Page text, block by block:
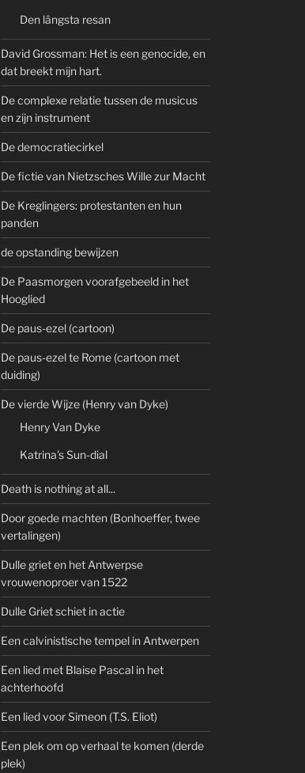
Den längsta resan
David Grossman: Het is een genocide, en
dat breekt mijn hart.
De complexe relatie tussen de musicus
en zijn instrument
De democratiecirkel
De fictie van Nietzsches Wille zur Macht
De Kreglingers: protestanten en hun
panden
de opstanding bewijzen
De Paasmorgen voorafgebeeld in het
Hooglied
De paus-ezel (cartoon)
De paus-ezel te Rome (cartoon met
duiding)
De vierde Wijze (Henry van Dyke)
Henry Van Dyke
Katrina's Sun-dial
Death is nothing at all...
Door goede machten (Bonhoeffer, twee
vertalingen)
Dulle griet en het Antwerpse
vrouwenoproer van 1522
Dulle Griet schiet in actie
Een calvinistische tempel in Antwerpen
Een lied met Blaise Pascal in het
achterhoofd
Een lied voor Simeon (T.S. Eliot)
Een plek om op verhaal te komen (derde
plek)